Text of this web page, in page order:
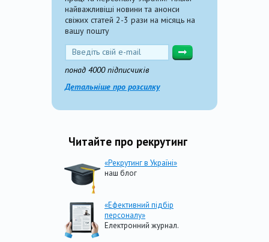
найважливіші новини та анонси
свіжих статей 2-3 рази на місяць на
вашу пошту
понад 4000 підписчиків
Детальніше про розсилку
Читайте про рекрутинг
«Рекрутинг в Україні»
наш блог
«Ефективний підбір
персоналу»
Електронний журнал.